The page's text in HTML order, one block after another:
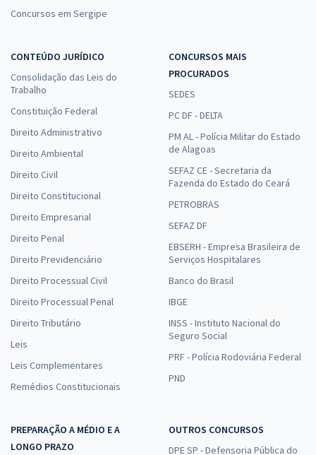
Concursos em Sergipe
CONTEÚDO JURÍDICO
Consolidação das Leis do
Trabalho
Constituição Federal
Direito Administrativo
Direito Ambiental
Direito Civil
Direito Constitucional
Direito Empresarial
Direito Penal
Direito Previdenciário
Direito Processual Civil
Direito Processual Penal
Direito Tributário
Leis
Leis Complementares
Remédios Constitucionais
CONCURSOS MAIS
PROCURADOS
SEDES
PC DF - DELTA
PM AL - Polícia Militar do Estado
de Alagoas
SEFAZ CE - Secretaria da
Fazenda do Estado do Ceará
PETROBRAS
SEFAZ DF
EBSERH - Empresa Brasileira de
Serviços Hospitalares
Banco do Brasil
IBGE
INSS - Instituto Nacional do
Seguro Social
PRF - Polícia Rodoviária Federal
PND
PREPARAÇÃO A MÉDIO E A
LONGO PRAZO
OUTROS CONCURSOS
DPE SP - Defensoria Pública do